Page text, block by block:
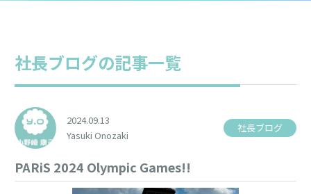
社長ブログの記事一覧
2024.09.13
Yasuki Onozaki
社長ブログ
PARiS 2024 Olympic Games!!